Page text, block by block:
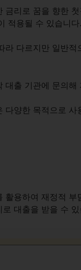
금리로 꿈을 향한
적용될 수 있습니다.
라 다르지만 일반적
대출 기관에 문의해
다양한 목적으로 사
활용하여 재정적
로 대출을 받을 수